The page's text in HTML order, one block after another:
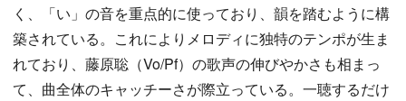
く、「い」の音を重点的に使っており、韻を踏むように構
築されている。これによりメロディに独特のテンポが生ま
れており、藤原聡（Vo/Pf）の歌声の伸びやかさも相まっ
て、曲全体のキャッチーさが際立っている。一聴するだけ